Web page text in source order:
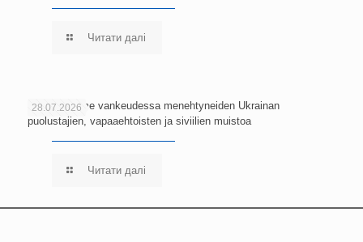
Читати далі
28.07.2026
Kunnioitamme vankeudessa menehtyneiden Ukrainan
puolustajien, vapaaehtoisten ja siviilien muistoa
Читати далі